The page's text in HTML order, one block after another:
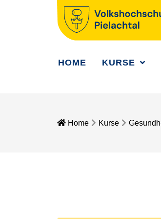
HOME KURSE
Home Kurse